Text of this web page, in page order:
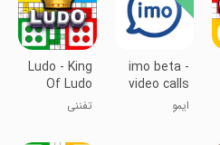
imo beta -
video calls
and chat
ایمو
Ludo - King
Of Ludo
Games
تفننی